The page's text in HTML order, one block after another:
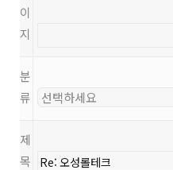
이
지
분
류
제
목